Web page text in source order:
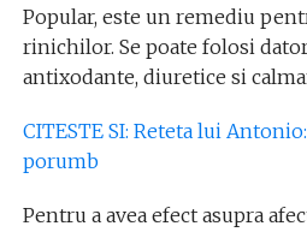
Popular, este un remediu
rinichilor. Se poate folosi
antixodante, diuretice si
CITESTE SI: Reteta lui
porumb
Pentru a avea efect asupra